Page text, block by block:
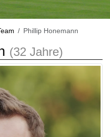
Phillip Honemann
(32 Jahre)